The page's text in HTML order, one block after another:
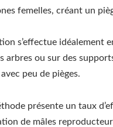
femelles, créant un
s’effectue
arbres ou sur des
peu de pièges.
présente un taux
de mâles